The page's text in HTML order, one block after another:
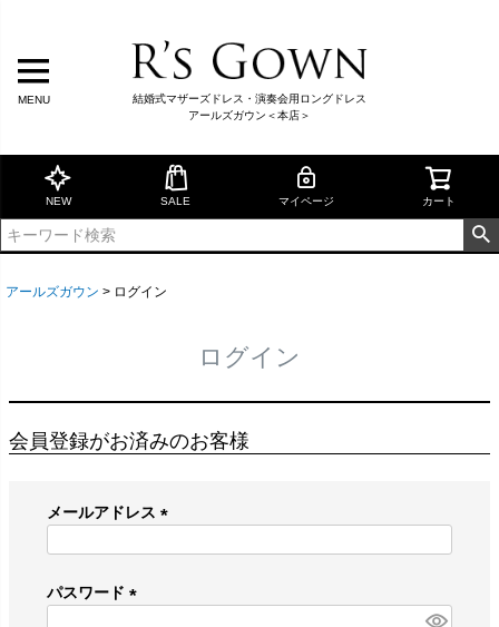
MENU
結婚式マザーズドレス・演奏会用ロングドレス
アールズガウン＜本店＞
NEW SALE マイページ カート
アールズガウン ログイン
ログイン
会員登録がお済みのお客様
メールアドレス
)
パスワード